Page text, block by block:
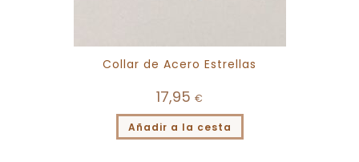
Collar de Acero Estrellas
17,95 €
Añadir a la cesta